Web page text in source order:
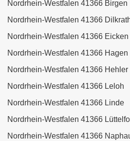
Nordrhein-Westfalen 41366 Birgen
Nordrhein-Westfalen 41366
Nordrhein-Westfalen 41366 Eicken
Nordrhein-Westfalen 41366 Hagen
Nordrhein-Westfalen 41366 Hehler
Nordrhein-Westfalen 41366 Leloh
Nordrhein-Westfalen 41366 Linde
Nordrhein-Westfalen 41366
Nordrhein-Westfalen 41366